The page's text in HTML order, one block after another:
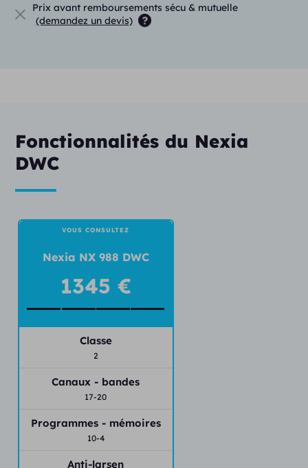
Prix avant remboursements sécu & mutuelle
(demandez un devis)
Fonctionnalités du Nexia
DWC
VOUS CONSULTEZ
Nexia NX 988 DWC
1345 €
Classe
2
Canaux - bandes
17-20
Programmes - mémoires
10-4
Anti-larsen